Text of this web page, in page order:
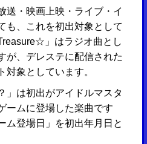
送・映画上映・ライブ・イ
も、これを初出対象として
」はラジオ曲とし
が、デレステに配信された
対象としています。
」は初出がアイドルマスタ
ームに登場した楽曲です
ム登場日」を初出年月日と